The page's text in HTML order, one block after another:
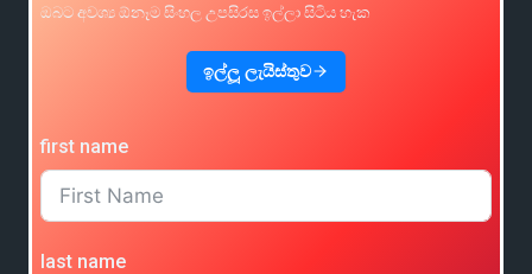
ඔබට අවශ්‍ය ඕනෑම සිංහල උපසිරස ඉල්ලා සිටිය හැක
ඉල්ලූ ලැයිස්තුව
first name
last name